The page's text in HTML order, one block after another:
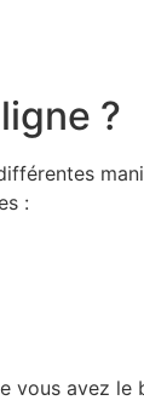
?
:
vous avez le